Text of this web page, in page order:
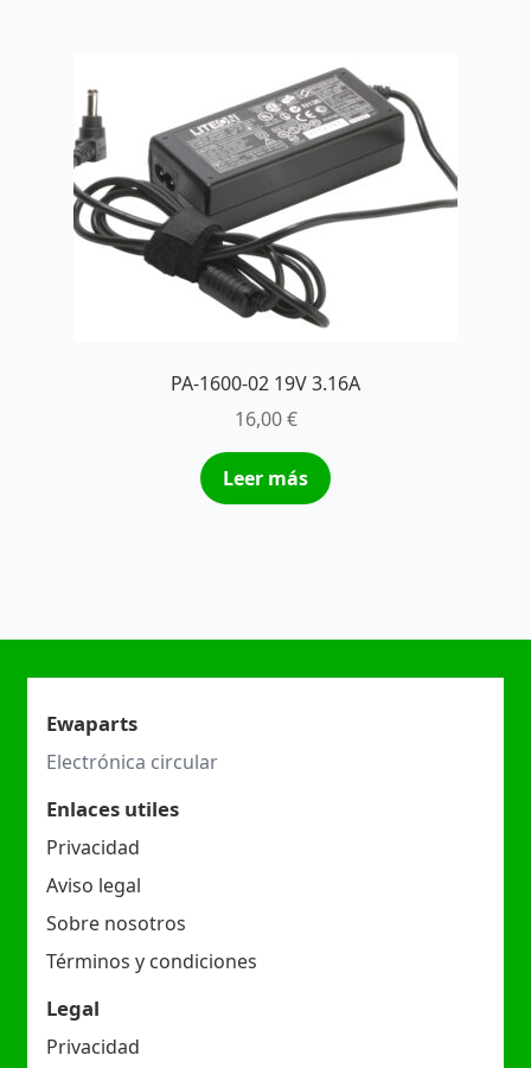
PA-1600-02 19V 3.16A
16,00€
Leer más
Ewaparts
Electrónica circular
Enlaces utiles
Privacidad
Aviso legal
Sobre nosotros
Términos y condiciones
Legal
Privacidad